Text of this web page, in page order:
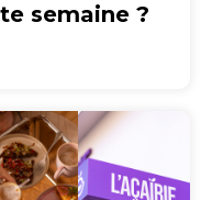
semaine ?